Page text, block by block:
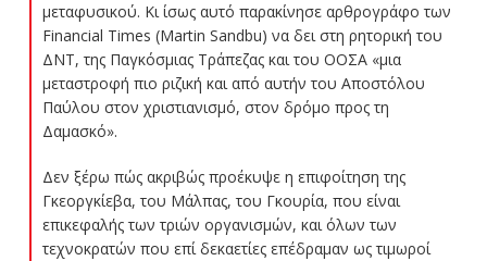
μεταφυσικού. Κι ίσως αυτό παρακίνησε αρθρογράφο των
Financial Times (Martin Sandbu) να δει στη ρητορική του
ΔΝΤ, της Παγκόσμιας Τράπεζας και του ΟΟΣΑ «μια
μεταστροφή πιο ριζική και από αυτήν του Aποστόλου
Παύλου στον χριστιανισμό, στον δρόμο προς τη
Δαμασκό».
Δεν ξέρω πώς ακριβώς προέκυψε η επιφοίτηση της
Γκεοργκίεβα, του Μάλπας, του Γκουρία, που είναι
επικεφαλής των τριών οργανισμών, και όλων των
τεχνοκρατών που επί δεκαετίες επέδραμαν ως τιμωροί